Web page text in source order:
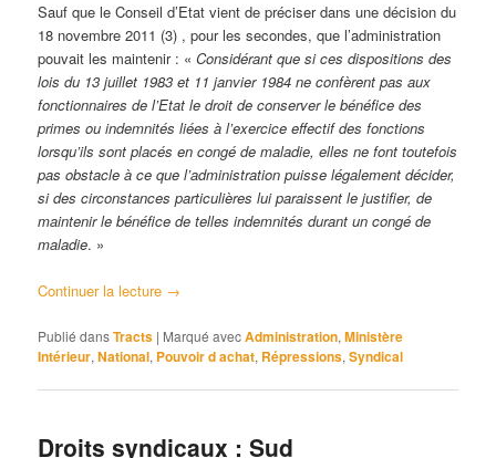
Sauf que le Conseil d’Etat vient de préciser dans une décision du
18 novembre 2011 (3) , pour les secondes, que l’administration
pouvait les maintenir : «Considérant que si ces dispositions des
lois du 13 juillet 1983 et 11 janvier 1984 ne confèrent pas aux
fonctionnaires de l’Etat le droit de conserver le bénéfice des
primes ou indemnités liées à l’exercice effectif des fonctions
lorsqu’ils sont placés en congé de maladie, elles ne font toutefois
pas obstacle à ce que l’administration puisse légalement décider,
si des circonstances particulières lui paraissent le justifier, de
maintenir le bénéfice de telles indemnités durant un congé de
maladie. »
Continuer la lecture →
Publié dansTracts | Marqué avecAdministration,Ministère
Intérieur,National, Pouvoir d achat, Répressions,Syndical
Droits syndicaux : Sud